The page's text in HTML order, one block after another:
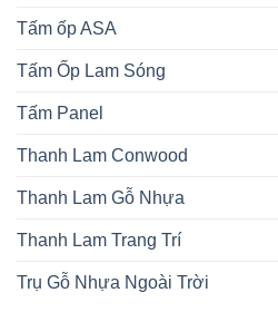
Tấm ốp ASA
Tấm Ốp Lam Sóng
Tấm Panel
Thanh Lam Conwood
Thanh Lam Gỗ Nhựa
Thanh Lam Trang Trí
Trụ Gỗ Nhựa Ngoài Trời